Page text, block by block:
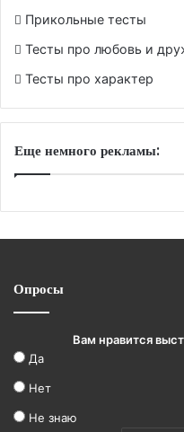
Прикольные тесты
Тесты про любовь и
Тесты про характер
Еще немного рекламы:
Опросы
Вам нравится
Да
Нет
Не знаю